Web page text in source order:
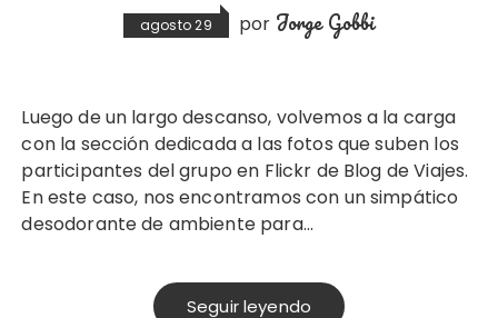
agosto 29 por Jorge Gobbi
Luego de un largo descanso, volvemos a la carga
con la sección dedicada a las fotos que suben los
participantes del grupo en Flickr de Blog de Viajes.
En este caso, nos encontramos con un simpático
desodorante de ambiente para…
Seguir leyendo